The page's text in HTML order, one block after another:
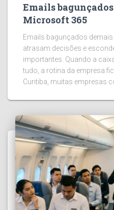
Emails
Microsoft 365
Emails bagunçados
atrasam decisões e
importantes. Quando a
tudo, a rotina da empresa
Curitiba, muitas empresas